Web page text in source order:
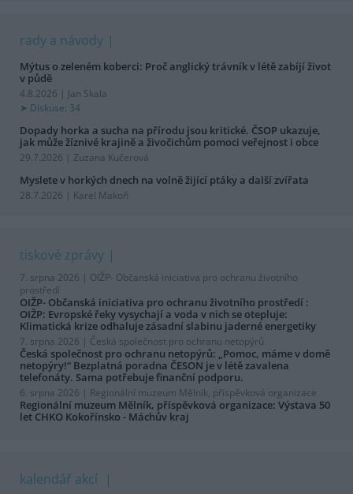
rady a návody
Mýtus o zeleném koberci: Proč anglický trávník v létě zabíjí život
v půdě
4.8.2026 | Jan Skala
Diskuse: 34
Dopady horka a sucha na přírodu jsou kritické. ČSOP ukazuje,
jak může žíznivé krajině a živočichům pomoci veřejnost i obce
29.7.2026 | Zuzana Kučerová
Myslete v horkých dnech na volně žijící ptáky a další zvířata
28.7.2026 | Karel Makoň
tiskové zprávy
7. srpna 2026 | OIŽP- Občanská iniciativa pro ochranu životního
prostředí
OIŽP- Občanská iniciativa pro ochranu životního prostředí :
OIŽP: Evropské řeky vysychají a voda v nich se otepluje:
Klimatická krize odhaluje zásadní slabinu jaderné energetiky
7. srpna 2026 | Česká společnost pro ochranu netopýrů
Česká společnost pro ochranu netopýrů: „Pomoc, máme v domě
netopýry!“ Bezplatná poradna ČESON je v létě zavalena
telefonáty. Sama potřebuje finanční podporu.
6. srpna 2026 | Regionální muzeum Mělník, příspěvková organizace
Regionální muzeum Mělník, příspěvková organizace: Výstava 50
let CHKO Kokořínsko - Máchův kraj
kalendář akcí